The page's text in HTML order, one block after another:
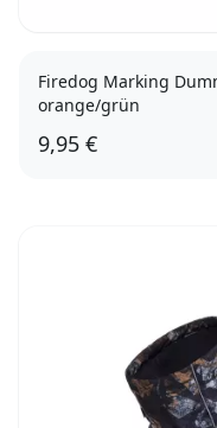
Firedog Marking
orange/grün
9,95 €